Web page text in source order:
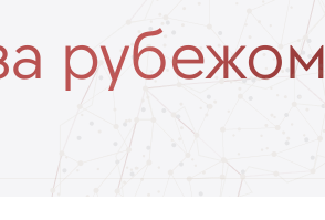
рубежом